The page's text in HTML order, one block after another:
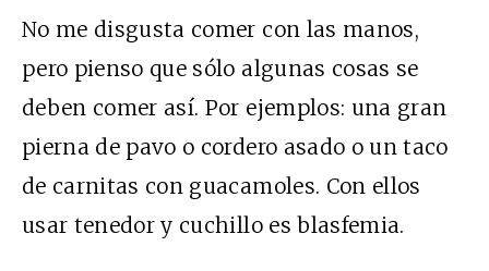
No me disgusta comer con las manos,
pero pienso que sólo algunas cosas se
deben comer así. Por ejemplos: una gran
pierna de pavo o cordero asado o un taco
de carnitas con guacamoles. Con ellos
usar tenedor y cuchillo es blasfemia.